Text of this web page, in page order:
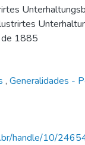
de 1885
, Generalidades -
handle/10/